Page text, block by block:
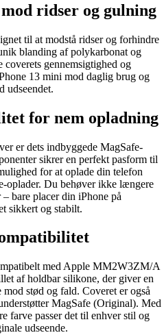
ridser og gulning
til at modstå ridser og forhindre
blanding af polykarbonat og
coverets gennemsigtighed og
13 mini mod daglig brug og
udseendet.
for nem opladning
er dets indbyggede MagSafe-
sikrer en perfekt pasform til
for at oplade din telefon
oplader. Du behøver ikke længere
bare placer din iPhone på
sikkert og stabilt.
med Apple MM2W3ZM/A
af holdbar silikone, der giver en
stød og fald. Coveret er også
MagSafe (Original). Med
farve passer det til enhver stil og
udseende.